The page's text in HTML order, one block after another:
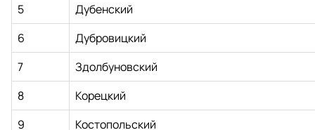
5
Дубенский
6
Дубровицкий
7
Здолбуновский
8
Корецкий
9
Костопольский